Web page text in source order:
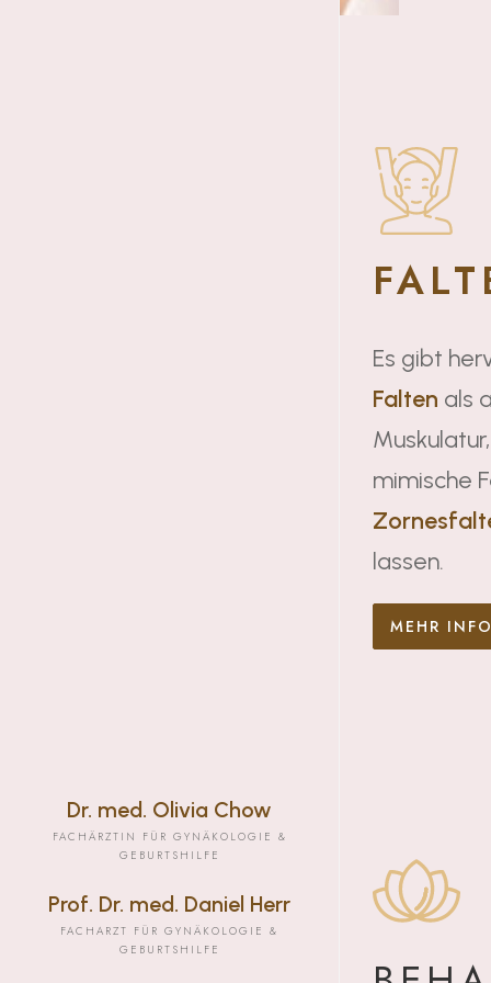
Dr. med. Olivia Chow
FACHÄRZTIN FÜR GYNÄKOLOGIE &
GEBURTSHILFE
Prof. Dr. med. Daniel Herr
FACHARZT FÜR GYNÄKOLOGIE &
GEBURTSHILFE
Es gibt
Falten als
mimische
lassen.
MEHR